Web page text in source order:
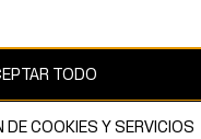
TODO
DE COOKIES Y SERVICIOS